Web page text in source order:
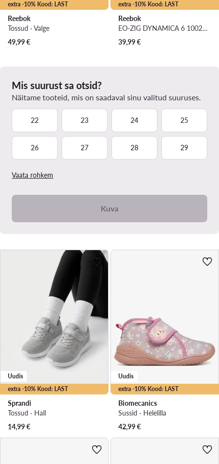
extra -10% Kood: LAST
Reebok
Tossud · Valge
49,99€
extra -10% Kood: LAST
Reebok
EO-ZIG DYNAMICA 6 100270609 · Jooksujalatsid
39,99€
Mis suurust sa otsid?
Näitame tooteid, mis on saadaval sinu valitud suuruses.
22 23 24 25
26 27 28 29
Vaata rohkem
Kuva
extra -10% Kood: LAST
Uudis
Sprandi
Tossud · Hall
14,99€
extra -10% Kood: LAST
Uudis
Biomecanics
Sussid · Helelilla
42,99€